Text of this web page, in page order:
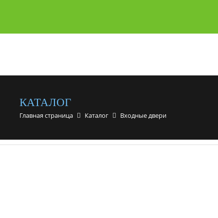
КАТАЛОГ
Главная страница Каталог Входные двери